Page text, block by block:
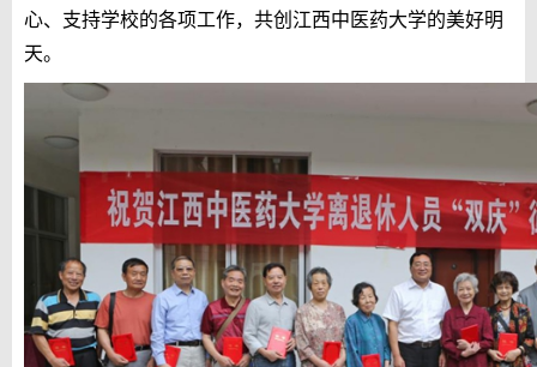
心、支持学校的各项工作，共创江西中医药大学的美好明
天。